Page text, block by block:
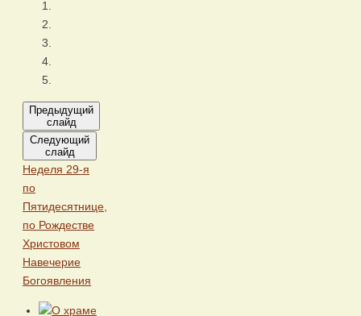
Предыдущий
слайд
Следующий
слайд
Неделя 29-я
по
Пятидесятнице,
по Рождестве
Христовом
Навечерие
Богоявления